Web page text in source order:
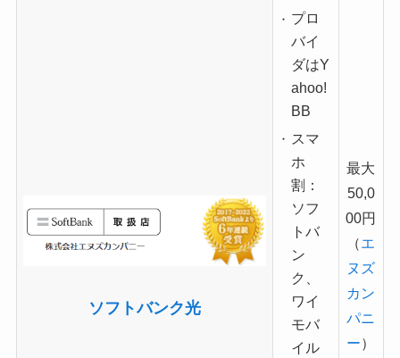
ソフトバンク光
プロ
バイ
ダはY
ahoo!
BB
スマ
ホ
割：
ソフ
トバ
ン
ク、
ワイ
モバ
イル
最大
50,0
00円
（エ
ヌズ
カン
パニ
ー）